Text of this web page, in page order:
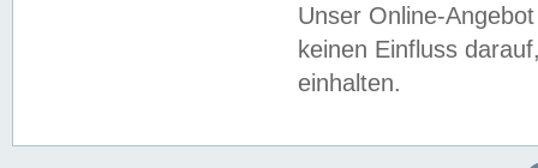
Unser Online-
keinen Einfluss
einhalten.